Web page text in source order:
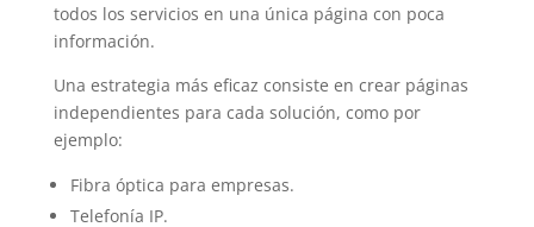
todos los servicios en una única página con poca
información.
Una estrategia más eficaz consiste en crear páginas
independientes para cada solución, como por
ejemplo:
Fibra óptica para empresas.
Telefonía IP.